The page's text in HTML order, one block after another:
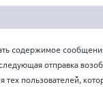
содержимое
отправка
тех пользователей,